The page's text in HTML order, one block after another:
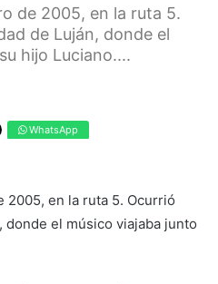
de 2005, en la ruta 5.
de Luján, donde el
hijo Luciano....
WhatsApp
2005, en la ruta 5. Ocurrió
donde el músico viajaba junto